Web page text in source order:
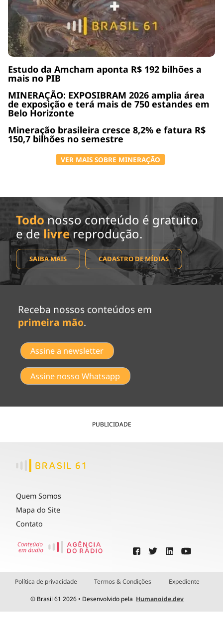
Estudo da Amcham aponta R$ 192 bilhões a
mais no PIB
MINERAÇÃO: EXPOSIBRAM 2026 amplia área
de exposição e terá mais de 750 estandes em
Belo Horizonte
Mineração brasileira cresce 8,2% e fatura R$
150,7 bilhões no semestre
VER MAIS SOBRE MINERAÇÃO
Todo nosso conteúdo é gratuito
e de livrereprodução.
SAIBA MAIS CADASTRO DE MÍDIAS
Receba nossos conteúdos em
primeira mão.
Assine a newsletter
Assine nosso Whatsapp
PUBLICIDADE
Quem Somos
Mapa do Site
Contato
Política de privacidade Termos & Condições Expediente
© Brasil 61 2026 • Desenvolvido pela Humanoide.dev